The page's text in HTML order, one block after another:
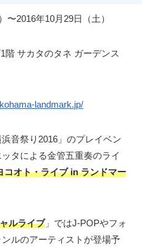
〜2016年10月29日（土）
階 サカタのタネ ガーデンス
landmark.jp/
音祭り2016」のプレイベン
タによる金管五重奏のライ
コオト・ライブ in ランドマー
ルライブ」ではJ-POPやフォ
ルのアーティストが登場予